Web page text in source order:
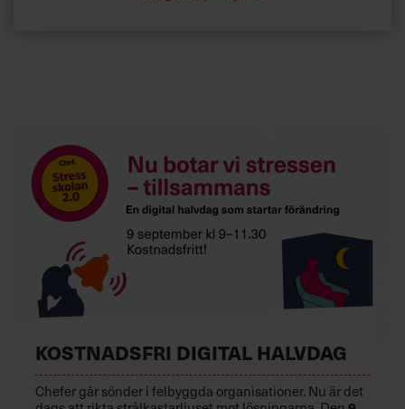
KOSTNADSFRI DIGITAL HALVDAG
Chefer går sönder i felbyggda organisationer. Nu är det